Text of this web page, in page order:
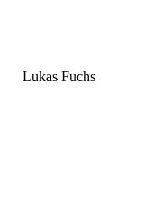
Lukas Fuchs